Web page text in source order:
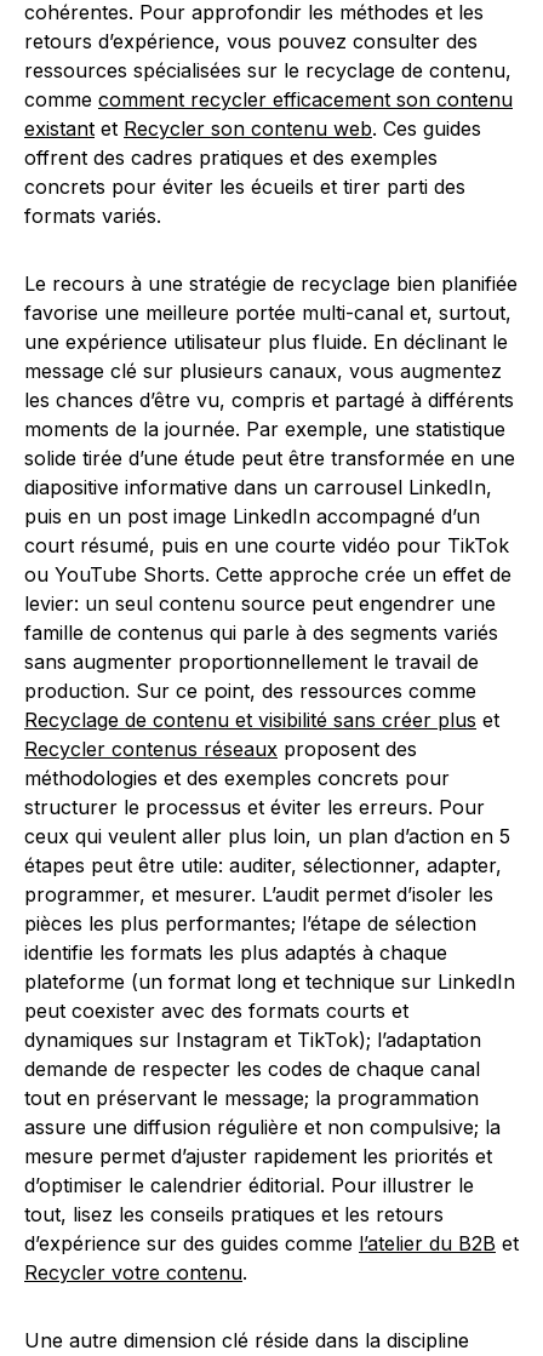
cohérentes. Pour approfondir les méthodes et les
retours d’expérience, vous pouvez consulter des
ressources spécialisées sur le recyclage de contenu,
comme comment recycler efficacement son contenu
existant et Recycler son contenu web. Ces guides
offrent des cadres pratiques et des exemples
concrets pour éviter les écueils et tirer parti des
formats variés.
Le recours à une stratégie de recyclage bien planifiée
favorise une meilleure portée multi-canal et, surtout,
une expérience utilisateur plus fluide. En déclinant le
message clé sur plusieurs canaux, vous augmentez
les chances d’être vu, compris et partagé à différents
moments de la journée. Par exemple, une statistique
solide tirée d’une étude peut être transformée en une
diapositive informative dans un carrousel LinkedIn,
puis en un post image LinkedIn accompagné d’un
court résumé, puis en une courte vidéo pour TikTok
ou YouTube Shorts. Cette approche crée un effet de
levier: un seul contenu source peut engendrer une
famille de contenus qui parle à des segments variés
sans augmenter proportionnellement le travail de
production. Sur ce point, des ressources comme
Recyclage de contenu et visibilité sans créer plus et
Recycler contenus réseaux proposent des
méthodologies et des exemples concrets pour
structurer le processus et éviter les erreurs. Pour
ceux qui veulent aller plus loin, un plan d’action en 5
étapes peut être utile: auditer, sélectionner, adapter,
programmer, et mesurer. L’audit permet d’isoler les
pièces les plus performantes; l’étape de sélection
identifie les formats les plus adaptés à chaque
plateforme (un format long et technique sur LinkedIn
peut coexister avec des formats courts et
dynamiques sur Instagram et TikTok); l’adaptation
demande de respecter les codes de chaque canal
tout en préservant le message; la programmation
assure une diffusion régulière et non compulsive; la
mesure permet d’ajuster rapidement les priorités et
d’optimiser le calendrier éditorial. Pour illustrer le
tout, lisez les conseils pratiques et les retours
d’expérience sur des guides comme l’atelier du B2B et
Recycler votre contenu.
Une autre dimension clé réside dans la discipline